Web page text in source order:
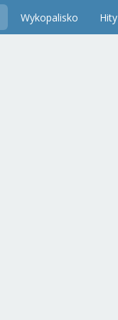
Wykopalisko Hity